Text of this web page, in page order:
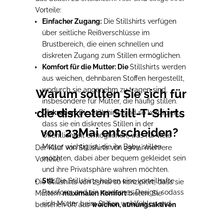
Vorteile:
Einfacher Zugang: Die Stillshirts verfügen
über seitliche Reißverschlüsse im
Brustbereich, die einen schnellen und
diskreten Zugang zum Stillen ermöglichen.
Komfort für die Mutter: DieStillshirts werden
aus weichen, dehnbaren Stoffen hergestellt,
wodurch sie angenehm zu tragen sind,
insbesondere für Mütter, die häufig stillen.
Diskretion:Die Stillshirts sind so konzipiert,
dass sie ein diskretes Stillen in der
Öffentlichkeit ermöglichen, was für viele
Mütter wichtig ist, die ihr Baby stillen
möchten, dabei aber bequem gekleidet sein
und ihre Privatsphäre wahren möchten.
Stil:Die Stillshirts haben eine vorteilhafte
Passform und ein modernes Design, sodass
sich Mütter beim Stillen wohlfühlen und
Warum sollten Sie sich für
die diskreten Still-T-Shirts
von 23Mai entscheiden?
Der Kauf von Stillshirts von 23mai mehrere
Vorteile:
Die Stillshirts von 23mai so konzipiert, dass sie
Mütternmaximalen Komfortbieten. Sie
bestehen oft ausweichen, atmungsaktiven